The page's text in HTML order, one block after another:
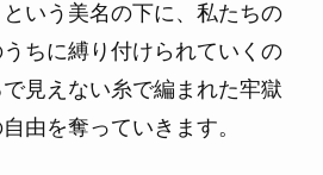
という美名の下に、私たちの
ちに縛り付けられていくの
見えない糸で編まれた牢獄
由を奪っていきます。